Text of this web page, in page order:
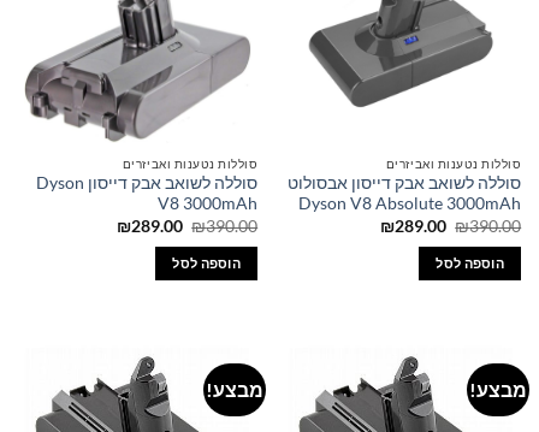
סוללות נטענות ואביזרים
סוללה לשואב אבק דייסון אבסולוט
Dyson V8 Absolute 3000mAh
₪390.00
המחיר
היה:
₪390.00.
₪289.00
המחיר
הוספה לסל
סוללות נטענות ואביזרים
סוללה לשואב אבק דייסון Dyson
V8 3000mAh
₪390.00
המחיר
היה:
₪390.00.
₪289.00
המחיר
הוספה לסל
מבצע! מבצע!